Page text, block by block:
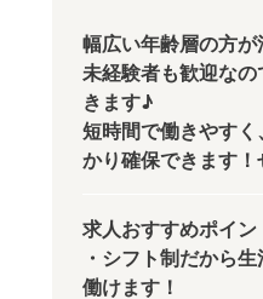
幅広い年齢層の方が
未経験者も歓迎な
きます♪
短時間で働きやす
かり確保できます！
求人おすすめポイン
・シフト制だから
働けます！